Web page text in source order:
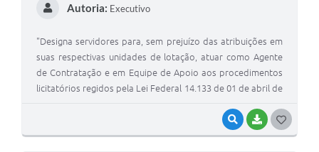
VISUALIZAR
BAIXAR
Autoria: Executivo
"Designa servidores para, sem prejuízo das atribuições em
suas respectivas unidades de lotação, atuar como Agente
de Contratação e em Equipe de Apoio aos procedimentos
licitatórios regidos pela Lei Federal 14.133 de 01 de abril de